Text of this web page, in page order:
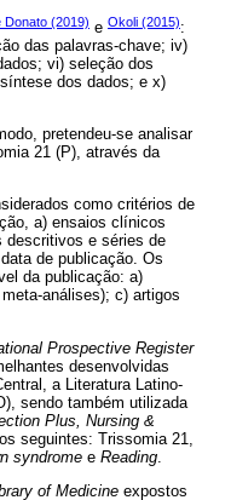
Donato (2019) e Okoli (2015):
das palavras-chave; iv)
vi) seleção dos
dos dados; e x)
pretendeu-se analisar
21 (P), através da
como critérios de
a) ensaios clínicos
descritivos e séries de
de publicação. Os
da publicação: a)
análises); c) artigos
Prospective Register
desenvolvidas
a Literatura Latino-
sendo também utilizada
Plus, Nursing &
seguintes: Trissomia 21,
syndrome e Reading
of Medicine expostos